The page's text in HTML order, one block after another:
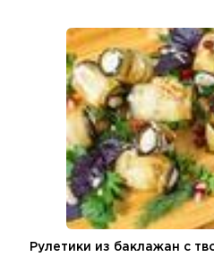
Рулетики из баклажан с